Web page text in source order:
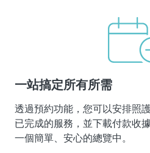
一站搞定所有所需
透過預約功能，您可以安排照
已完成的服務，並下載付款收
一個簡單、安心的總覽中。